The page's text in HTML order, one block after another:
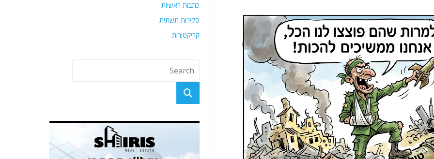
כתבות ראשיות
סקירות תשתית
קריקטורות